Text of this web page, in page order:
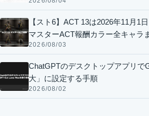
【スト6】ACT 13は2026年11月1
マスターACT報酬カラー全キャラ
2026/08/03
ChatGPTのデスクトップアプリで
大」に設定する手順
2026/08/02